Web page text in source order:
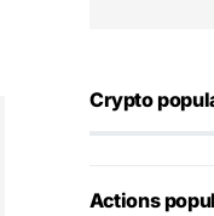
Crypto
Actions